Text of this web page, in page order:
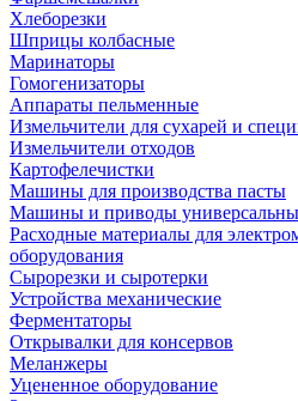
Хлеборезки
Шприцы колбасные
Маринаторы
Гомогенизаторы
Аппараты пельменные
Измельчители для сухарей и
Измельчители отходов
Картофелечистки
Машины для производства пасты
Машины и приводы
Расходные материалы для
оборудования
Сырорезки и сыротерки
Устройства механические
Ферментаторы
Открывалки для консервов
Меланжеры
Уцененное оборудование